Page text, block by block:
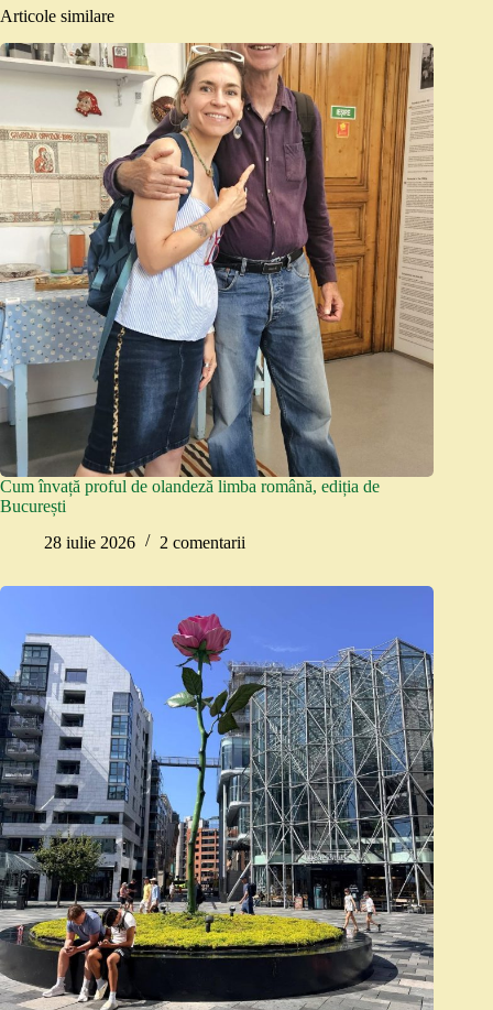
Articole similare
Cum învață proful de olandeză limba română, ediția de
București
28 iulie 2026
2 comentarii